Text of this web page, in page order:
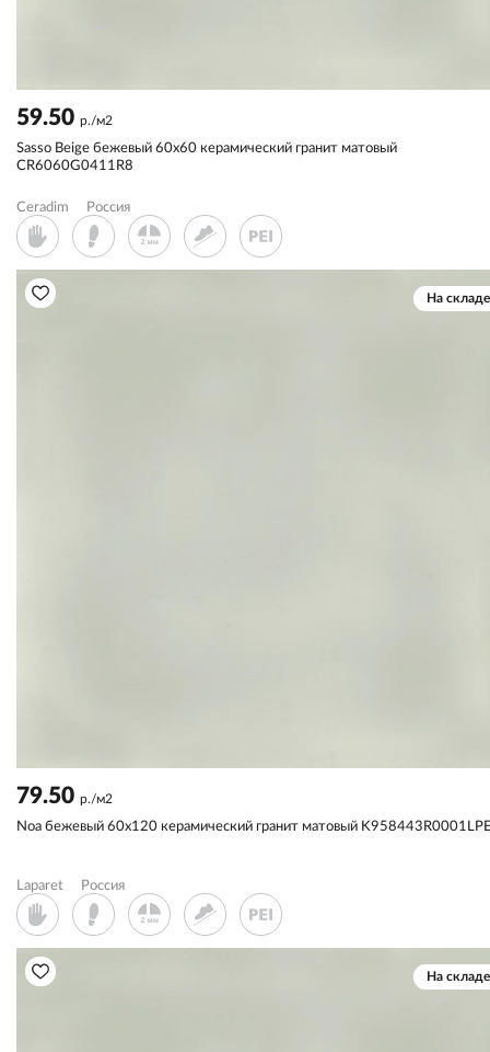
59.50 р./м2
Sassо Beige бежевый 60x60 керамический гранит матовый
CR6060G0411R8
Ceradim Россия
На складе
79.50 р./м2
Noa бежевый 60x120 керамический гранит матовый
Laparet Россия
На складе